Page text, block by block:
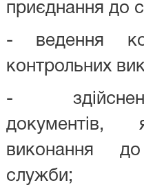
приєднання до
- ведення
контрольних
-
виконання
служби;